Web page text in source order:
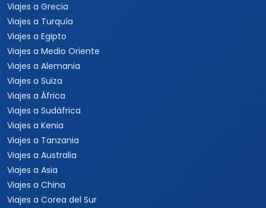
Viajes a Grecia
Viajes a Turquía
Viajes a Egipto
Viajes a Medio Oriente
Viajes a Alemania
Viajes a Suiza
Viajes a África
Viajes a Sudáfrica
Viajes a Kenia
Viajes a Tanzania
Viajes a Australia
Viajes a Asia
Viajes a China
Viajes a Corea del Sur